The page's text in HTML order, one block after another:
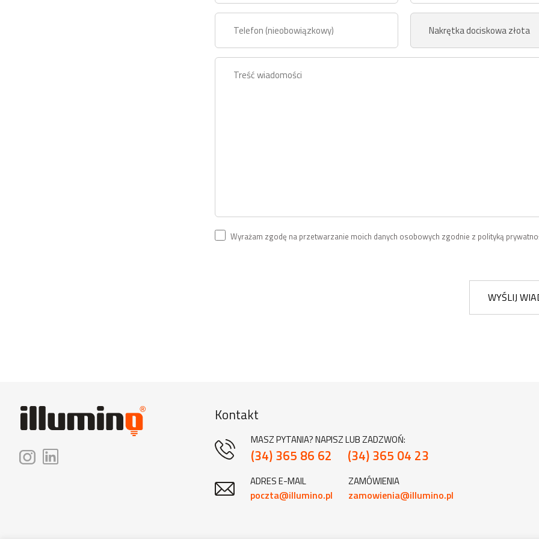
Wyrażam zgodę na przetwarzanie moich danych osobowych zgodnie z polityką
WYŚLIJ
Kontakt
MASZ PYTANIA? NAPISZ LUB ZADZWOŃ:
(34) 365 86 62 (34) 365 04 23
ADRES E-MAIL
poczta@illumino.pl
ZAMÓWIENIA
zamowienia@illumino.pl